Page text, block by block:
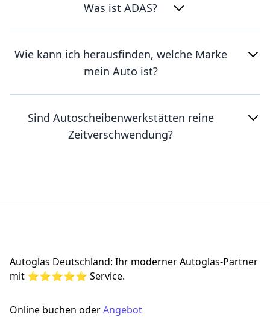
Was ist ADAS?
Wie kann ich herausfinden, welche Marke
mein Auto ist?
Sind Autoscheibenwerkstätten reine
Zeitverschwendung?
Autoglas Deutschland: Ihr moderner Autoglas-Partner
mit ⭐⭐⭐⭐⭐ Service.
Online buchen oderAngebot